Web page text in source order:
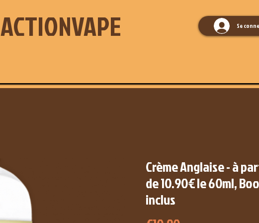
ACTIONVAPE Se
Crème Anglaise - à
de 10.90€ le 60ml,
inclus